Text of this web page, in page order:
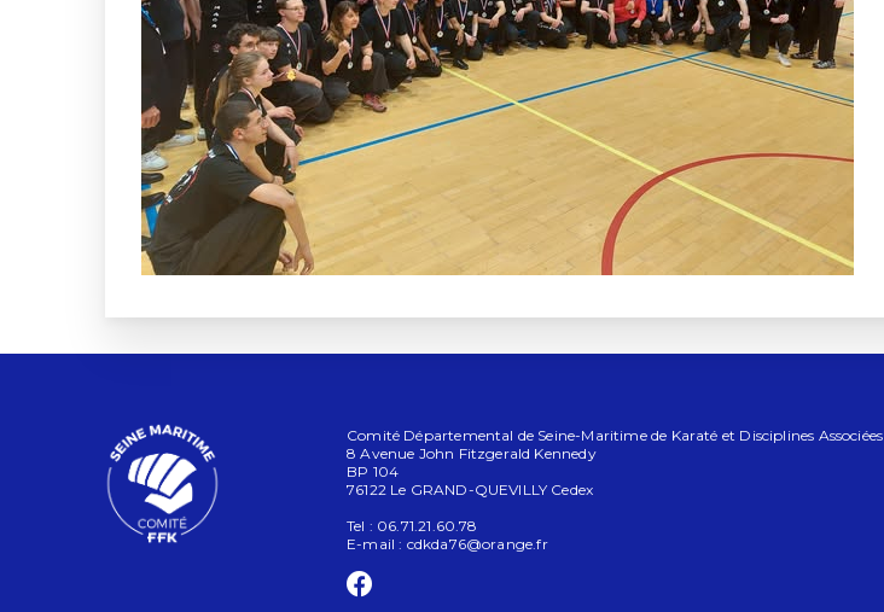
Comité Départemental de Seine-Maritime de Karaté et Disciplines Associées
8 Avenue John Fitzgerald Kennedy
BP 104
76122 Le GRAND-QUEVILLY Cedex
Tel : 06.71.21.60.78
E-mail : cdkda76@orange.fr